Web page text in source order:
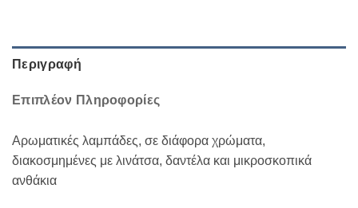
Περιγραφή
Επιπλέον Πληροφορίες
Αρωματικές λαμπάδες, σε διάφορα χρώματα,
διακοσμημένες με λινάτσα, δαντέλα και μικροσκοπικά
ανθάκια